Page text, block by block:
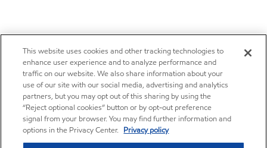
This website uses cookies and other tracking technologies to
enhance user experience and to analyze performance and
traffic on our website. We also share information about your
use of our site with our social media, advertising and analytics
partners, but you may opt out of this sharing by using the
“Reject optional cookies” button or by opt-out preference
signal from your browser. You may find further information and
options in the Privacy Center. Privacy policy